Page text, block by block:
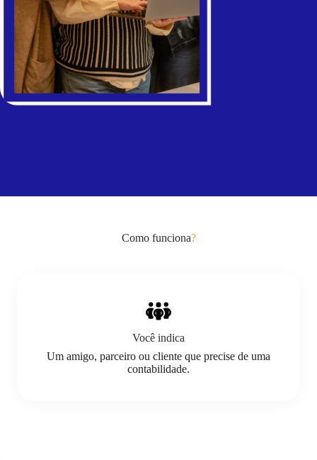
Como funciona?
Você indica
Um amigo, parceiro ou cliente que precise de uma
contabilidade.